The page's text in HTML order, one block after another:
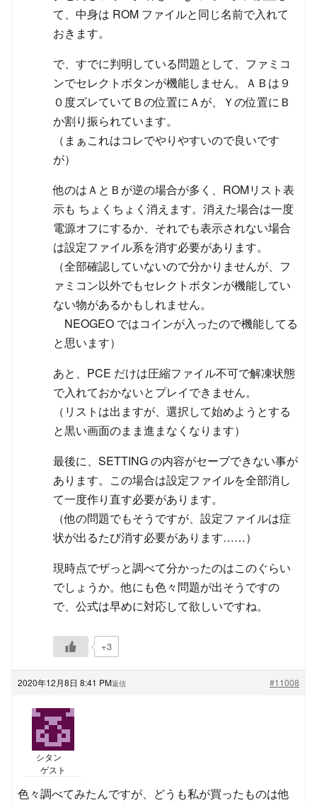
て、中身は ROM ファイルと同じ名前で入れて
おきます。
で、すでに判明している問題として、ファミコ
ンでセレクトボタンが機能しません。ＡＢは９
０度ズレていてＢの位置にＡが、Ｙの位置にＢ
か割り振られています。
（まぁこれはコレでやりやすいので良いです
が）
他のはＡとＢが逆の場合が多く、ROMリスト表
示も ちょくちょく消えます。消えた場合は一度
電源オフにするか、それでも表示されない場合
は設定ファイル系を消す必要があります。
（全部確認していないので分かりませんが、フ
ァミコン以外でもセレクトボタンが機能してい
ない物があるかもしれません。
NEOGEO ではコインが入ったので機能してる
と思います）
あと、PCE だけは圧縮ファイル不可で解凍状態
で入れておかないとプレイできません。
（リストは出ますが、選択して始めようとする
と黒い画面のまま進まなくなります）
最後に、SETTING の内容がセーブできない事が
あります。この場合は設定ファイルを全部消し
て一度作り直す必要があります。
（他の問題でもそうですが、設定ファイルは症
状が出るたび消す必要があります……）
現時点でザっと調べて分かったのはこのぐらい
でしょうか。他にも色々問題が出そうですの
で、公式は早めに対応して欲しいですね。
+3
2020年12月8日 8:41 PM #11008
返信
シタン
ゲスト
色々調べてみたんですが、どうも私が買ったものは他